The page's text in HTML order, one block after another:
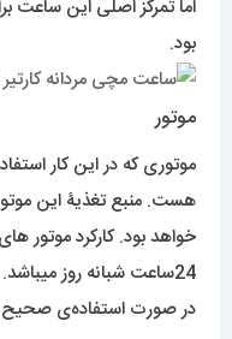
اما تمرکز اصلی این ساعت
بود.
موتور
موتوری که در این کار
هست. منبع تغذیۀ این
خواهد بود. کارکرد
24ساعت شبانه روز
در صورت استفاده‌ی